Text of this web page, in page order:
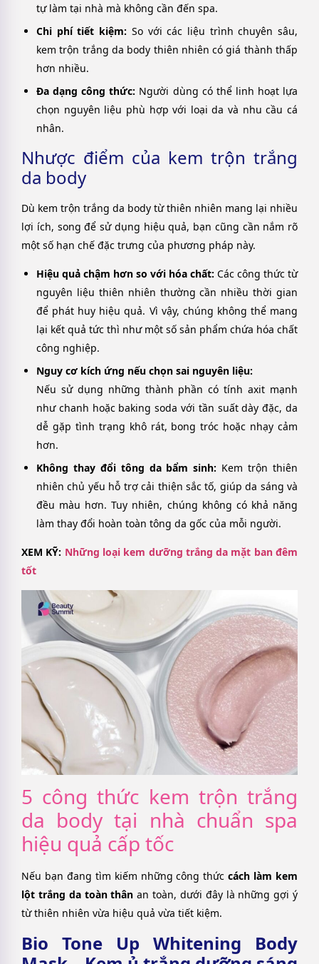
tự làm tại nhà mà không cần đến spa.
Chi phí tiết kiệm: So với các liệu trình chuyên sâu,
kem trộn trắng da body thiên nhiên có giá thành thấp
hơn nhiều.
Đa dạng công thức: Người dùng có thể linh hoạt lựa
chọn nguyên liệu phù hợp với loại da và nhu cầu cá
nhân.
Nhược điểm của kem trộn trắng
da body
Dù kem trộn trắng da body từ thiên nhiên mang lại nhiều
lợi ích, song để sử dụng hiệu quả, bạn cũng cần nắm rõ
một số hạn chế đặc trưng của phương pháp này.
Hiệu quả chậm hơn so với hóa chất: Các công thức từ
nguyên liệu thiên nhiên thường cần nhiều thời gian
để phát huy hiệu quả. Vì vậy, chúng không thể mang
lại kết quả tức thì như một số sản phẩm chứa hóa chất
công nghiệp.
Nguy cơ kích ứng nếu chọn sai nguyên liệu:
Nếu sử dụng những thành phần có tính axit mạnh
như chanh hoặc baking soda với tần suất dày đặc, da
dễ gặp tình trạng khô rát, bong tróc hoặc nhạy cảm
hơn.
Không thay đổi tông da bẩm sinh: Kem trộn thiên
nhiên chủ yếu hỗ trợ cải thiện sắc tố, giúp da sáng và
đều màu hơn. Tuy nhiên, chúng không có khả năng
làm thay đổi hoàn toàn tông da gốc của mỗi người.
XEM KỸ: Những loại kem dưỡng trắng da mặt ban đêm
tốt
5 công thức kem trộn trắng
da body tại nhà chuẩn spa
hiệu quả cấp tốc
Nếu bạn đang tìm kiếm những công thứccách làm kem
lột trắng da toàn thân an toàn, dưới đây là những gợi ý
từ thiên nhiên vừa hiệu quả vừa tiết kiệm.
Bio Tone Up Whitening Body